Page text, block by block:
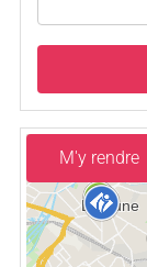
M'y rendre